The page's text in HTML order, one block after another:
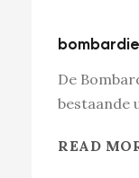
De
bestaande
READ